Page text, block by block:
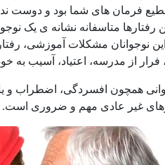
فرمان های شما بود و دوست
متاسفانه نشانه ی یک
این نوجوانان مشکلات آموزشی،
از مدرسه، اعتیاد، آسیب به
همچون افسردگی، اضطراب و یا
غیر عادی مهم و ضروری است.